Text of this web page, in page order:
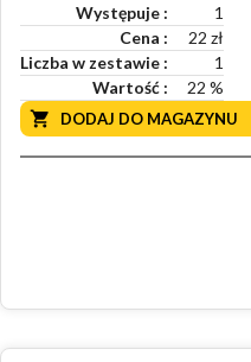
Występuje
1
Cena
22 zł
Liczba w zestawie
1
Wartość
22 %
DODAJ DO MAGAZYNU